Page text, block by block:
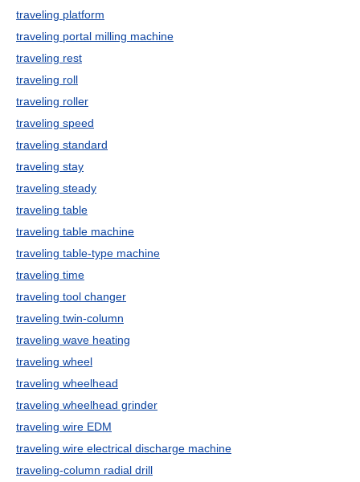
traveling platform
traveling portal milling machine
traveling rest
traveling roll
traveling roller
traveling speed
traveling standard
traveling stay
traveling steady
traveling table
traveling table machine
traveling table-type machine
traveling time
traveling tool changer
traveling twin-column
traveling wave heating
traveling wheel
traveling wheelhead
traveling wheelhead grinder
traveling wire EDM
traveling wire electrical discharge machine
traveling-column radial drill